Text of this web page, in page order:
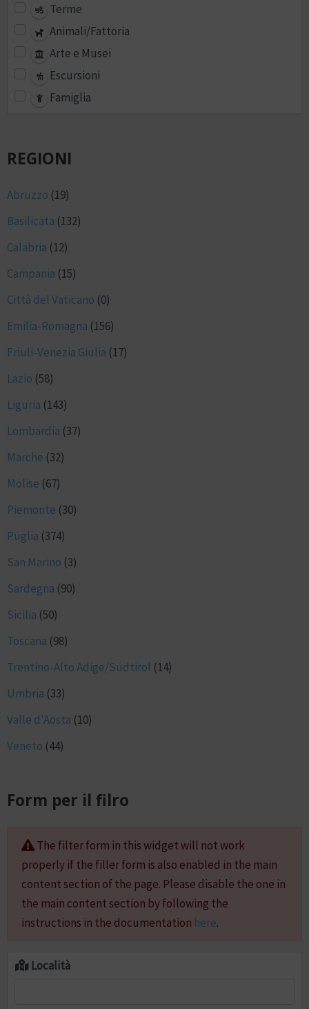
Terme
Animali/Fattoria
Arte e Musei
Escursioni
Famiglia
REGIONI
Abruzzo (19)
Basilicata (132)
Calabria (12)
Campania (15)
Città del Vaticano (0)
Emilia-Romagna (156)
Friuli-Venezia Giulia (17)
Lazio (58)
Liguria (143)
Lombardia (37)
Marche (32)
Molise (67)
Piemonte (30)
Puglia (374)
San Marino (3)
Sardegna (90)
Sicilia (50)
Toscana (98)
Trentino-Alto Adige/Südtirol (14)
Umbria (33)
Valle d'Aosta (10)
Veneto (44)
Form per il filro
The filter form in this widget will not work
properly if the filler form is also enabled in the main
content section of the page. Please disable the one in
the main content section by following the
instructions in the documentation here.
Località